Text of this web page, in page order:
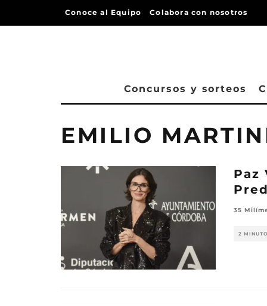
Conoce al Equipo Colabora con nosotros
Concursos y sorteos
EMILIO
Paz
35
2